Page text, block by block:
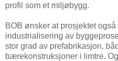
profil som et miljøbygg.
BOB ønsker at prosjektet
industrialisering av
stor grad av prefabrikasjon,
bærekonstruksjoner i limtre.